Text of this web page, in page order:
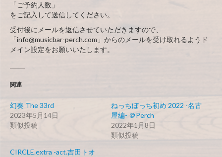
「ご予約人数」
をご記入して送信してください。
受付後にメールを返信させていただきますので、
「info@musicbar-perch.com」からのメールを受け取れるようド
メイン設定をお願いいたします。
関連
幻奏 The 33rd
2023年5月14日
類似投稿
ねっちぼっち初め 2022 -名古
屋編- ＠Perch
2022年1月8日
類似投稿
CIRCLE.extra -act.吉田トオ